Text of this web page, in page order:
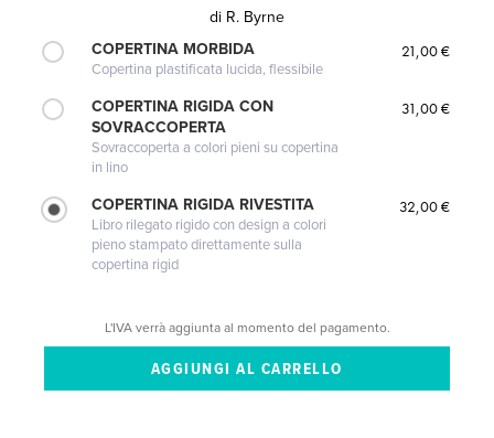
di R. Byrne
COPERTINA MORBIDA
Copertina plastificata lucida, flessibile
21,00 €
COPERTINA RIGIDA CON
SOVRACCOPERTA
Sovraccoperta a colori pieni su copertina
in lino
31,00 €
COPERTINA RIGIDA RIVESTITA
Libro rilegato rigido con design a colori
pieno stampato direttamente sulla
copertina rigid
32,00 €
L'IVA verrà aggiunta al momento del pagamento.